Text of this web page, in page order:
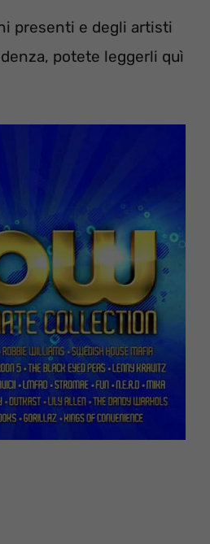
presenti e degli artisti
potete leggerli quì